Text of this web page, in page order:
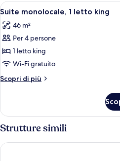
letti
Apri
tutte
le
foto
per
Suite
monolocale,
1
king
12
Suite monolocale, 1 letto king
46 m²
Per 4 persone
1 letto king
Wi-Fi gratuito
Scopri di più
Altri
monolocale,
1
letto
king
Strutture simili
Holiday Inn Express & Suites